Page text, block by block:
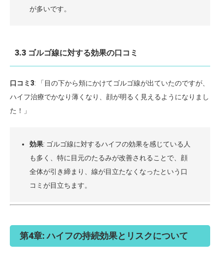
が多いです。
3.3 ゴルゴ線に対する効果の口コミ
口コミ3: 「目の下から頬にかけてゴルゴ線が出ていたのですが、
ハイフ治療でかなり薄くなり、顔が明るく見えるようになりまし
た！」
効果: ゴルゴ線に対するハイフの効果を感じている人
も多く、特に目元のたるみが改善されることで、顔
全体が引き締まり、線が目立たなくなったという口
コミが目立ちます。
第4章: ハイフの持続効果とリスクについて